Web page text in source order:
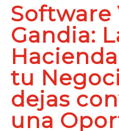
Software
Gandia:
tu
dejas
una